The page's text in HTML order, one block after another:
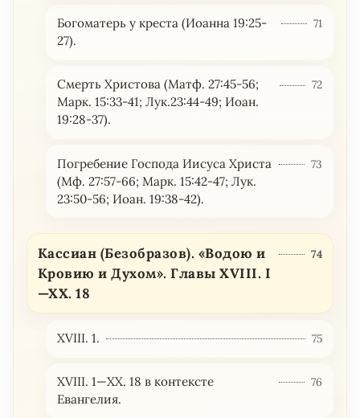
Богоматерь у креста (Иоанна 19:25-
27).
71
Смерть Христова (Матф. 27:45-56;
Марк. 15:33-41; Лук.23:44-49; Иоан.
19:28-37).
72
Погребение Господа Иисуса Христа
(Мф. 27:57-66; Марк. 15:42-47; Лук.
23:50-56; Иоан. 19:38-42).
73
Кассиан (Безобразов). «Водою и
Кровию и Духом». Главы XVIII. I
—XX. 18
74
XVIII. 1. 75
XVIII. 1—ХХ. 18 в контексте
Евангелия.
76